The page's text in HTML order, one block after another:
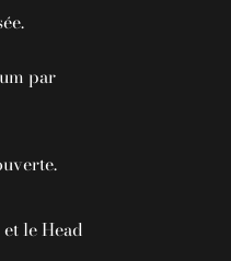
par
le Head